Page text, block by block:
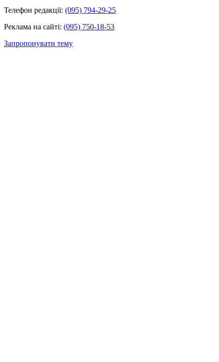
Телефон редакції: (095) 794-29-25
Реклама на сайті: (095) 750-18-53
Запропонувати тему